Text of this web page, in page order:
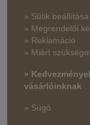
» Sütik beállítása
» Megrendelői
» Reklamáció
» Miért
»
vásárlóinknak
» Súgó